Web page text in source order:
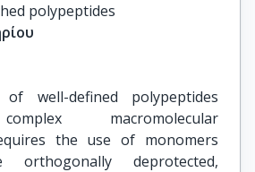
polypeptides
well-defined polypeptides
macromolecular
the use of monomers
deprotected,